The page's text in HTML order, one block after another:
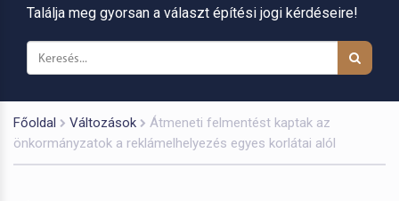
Találja meg gyorsan a választ építési jogi kérdéseire!
Főoldal Változások
Átmeneti felmentést kaptak az
önkormányzatok a reklámelhelyezés egyes korlátai alól